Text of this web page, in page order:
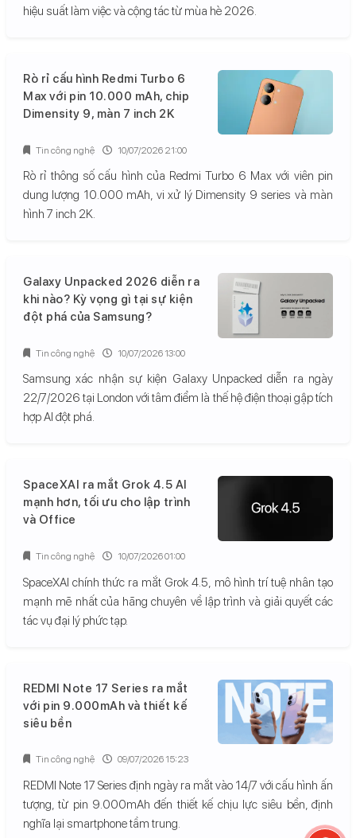
hiệu suất làm việc và cộng tác từ mùa hè 2026.
Rò rỉ cấu hình Redmi Turbo 6
Max với pin 10.000 mAh, chip
Dimensity 9, màn 7 inch 2K
Rò rỉ thông số cấu hình của Redmi Turbo 6 Max với viên pin
dung lượng 10.000 mAh, vi xử lý Dimensity 9 series và màn
hình 7 inch 2K.
Tin công nghệ 10/07/2026 21:00
Galaxy Unpacked 2026 diễn ra
khi nào? Kỳ vọng gì tại sự kiện
đột phá của Samsung?
Samsung xác nhận sự kiện Galaxy Unpacked diễn ra ngày
22/7/2026 tại London với tâm điểm là thế hệ điện thoại gập tích
hợp AI đột phá.
Tin công nghệ 10/07/2026 13:00
SpaceXAI ra mắt Grok 4.5 AI
mạnh hơn, tối ưu cho lập trình
và Office
SpaceXAI chính thức ra mắt Grok 4.5, mô hình trí tuệ nhân tạo
mạnh mẽ nhất của hãng chuyên về lập trình và giải quyết các
tác vụ đại lý phức tạp.
Tin công nghệ 10/07/2026 01:00
REDMI Note 17 Series ra mắt
với pin 9.000mAh và thiết kế
siêu bền
REDMI Note 17 Series định ngày ra mắt vào 14/7 với cấu hình ấn
tượng, từ pin 9.000mAh đến thiết kế chịu lực siêu bền, định
nghĩa lại smartphone tầm trung.
Tin công nghệ 09/07/2026 15:23